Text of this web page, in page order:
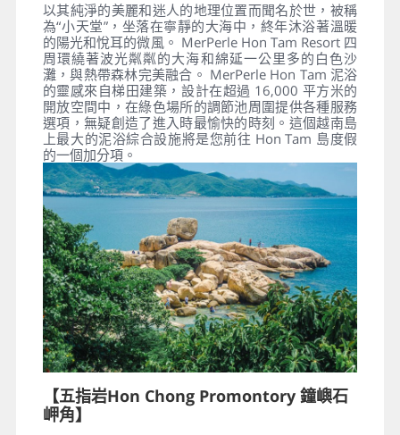
以其純淨的美麗和迷人的地理位置而聞名於世，被稱
為“小天堂”，坐落在寧靜的大海中，終年沐浴著溫暖
的陽光和悅耳的微風。 MerPerle Hon Tam Resort 四
周環繞著波光粼粼的大海和綿延一公里多的白色沙
灘，與熱帶森林完美融合。 MerPerle Hon Tam 泥浴
的靈感來自梯田建築，設計在超過 16,000 平方米的
開放空間中，在綠色場所的調節池周圍提供各種服務
選項，無疑創造了進入時最愉快的時刻。這個越南島
上最大的泥浴綜合設施將是您前往 Hon Tam 島度假
的一個加分項。
【五指岩Hon Chong Promontory 鐘嶼石
岬角】